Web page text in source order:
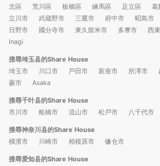
北區
荒川區 板橋區 練馬區 足立區 葛
立川市
武蔵野市 三鷹市 府中市 昭島市
日野市
國分寺市 東久留米市 多摩市 西
Inagi
搜尋埼玉县的Share House
埼玉市
川口市 戶田市 新座市 所澤市
蕨市
Asaka
搜尋千叶县的Share House
市川市
船橋市 流山市 松戶市 八千代市
搜尋神奈川县的Share House
橫濱市
川崎市 相模原市 镰仓市
搜尋爱知县的Share House